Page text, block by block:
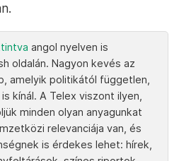
angol nyelven is
oldalán. Nagyon kevés az
amelyik politikától független,
kínál. A Telex viszont ilyen,
minden olyan anyagunkat
relevanciája van, és
is érdekes lehet: hírek,